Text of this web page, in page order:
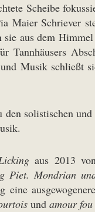
Scheibe
Maier Schriever
aus dem
Tannhäusers
Musik schließt
solistischen
aus 2013
Piet. Mondrian
eine
und amour fou